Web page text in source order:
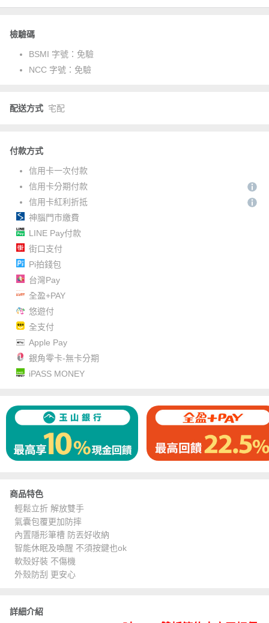
檢驗碼
BSMI 字號： 免驗
NCC 字號： 免驗
配送方式 宅配
付款方式
信用卡一次付款
信用卡分期付款
信用卡紅利折抵
神腦門市繳費
LINE Pay付款
街口支付
Pi拍錢包
台灣Pay
全盈+PAY
悠遊付
全支付
Apple Pay
銀角零卡-無卡分期
iPASS MONEY
商品特色
輕鬆立折 解放雙手
氣囊包覆更加防摔
內置隱形筆槽 防丟好收納
智能休眠及喚醒 不須按鍵也ok
軟殼好裝 不傷機
外殼防刮 更安心
詳細介紹